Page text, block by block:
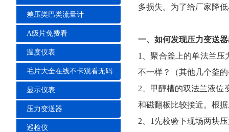
差压类巴类流量计
A级片免费看
温度仪表
毛片大全在线不卡观看无码
显示仪表
压力变送器
巡检仪
多损失。为了给厂家降
一、如何发现压力变送
1、聚合釜上的单法
不一样？（其他几个釜的
2、甲醇槽的双法兰液位
和磁翻板比较接近。
2、1先校验下现场两块